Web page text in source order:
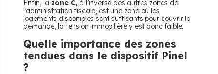
Enfin, la zone C, à l’inverse des autres zones de
l’administration fiscale, est une zone où les
logements disponibles sont suffisants pour couvrir la
demande, la tension immobilière y est donc faible.
Quelle importance des zones
tendues dans le dispositif Pinel
?